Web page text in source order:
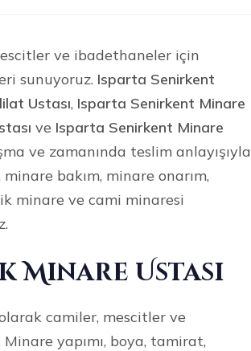
ve ibadethaneler için
sunuyoruz. Isparta Senirkent
Ustası, Isparta Senirkent Minare
ve Isparta Senirkent Minare
ve zamanında teslim anlayışıyla
bakım, minare onarım,
minare ve cami minaresi
Ustası
camiler, mescitler ve
yapımı, boya, tamirat,